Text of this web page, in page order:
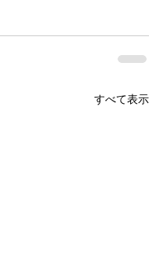
すべて表示